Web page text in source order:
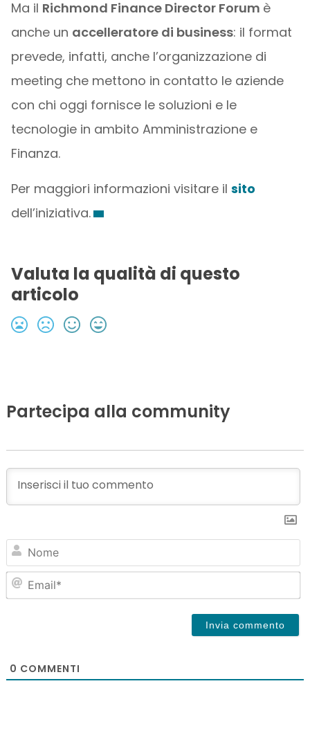
Ma il Richmond Finance Director Forum è
anche un accelleratore di business: il format
prevede, infatti, anche l’organizzazione di
meeting che mettono in contatto le aziende
con chi oggi fornisce le soluzioni e le
tecnologie in ambito Amministrazione e
Finanza.
Per maggiori informazioni visitare il sito
dell’iniziativa.
Valuta la qualità di questo
articolo
Partecipa alla community
0 COMMENTI